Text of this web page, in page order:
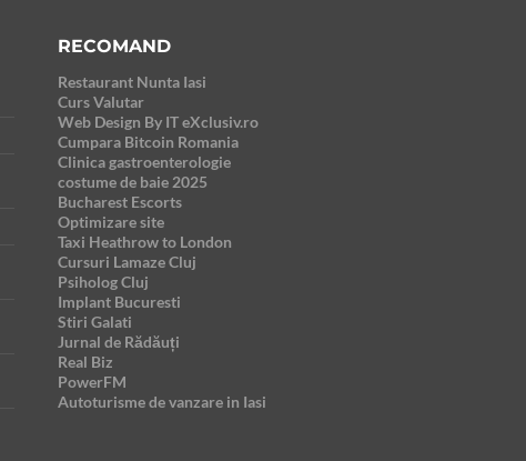
RECOMAND
Restaurant Nunta Iasi
Curs Valutar
Web Design By IT eXclusiv.ro
Cumpara Bitcoin Romania
Clinica gastroenterologie
costume de baie 2025
Bucharest Escorts
Optimizare site
Taxi Heathrow to London
Cursuri Lamaze Cluj
Psiholog Cluj
Implant Bucuresti
Stiri Galati
Jurnal de Rădăuți
Real Biz
PowerFM
Autoturisme de vanzare in Iasi